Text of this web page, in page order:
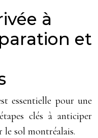
à
et
essentielle pour une
clés à anticiper
le sol montréalais.